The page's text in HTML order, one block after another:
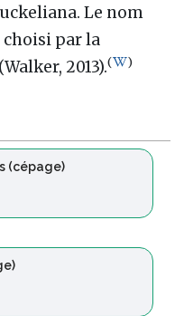
Le nom
choisi par la
2013).( )
(cépage)